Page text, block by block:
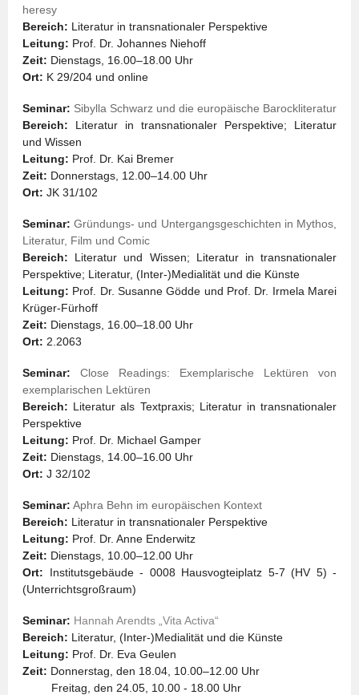
heresy
Bereich: Literatur in transnationaler Perspektive
Leitung: Prof. Dr. Johannes Niehoff
Zeit: Dienstags, 16.00–18.00 Uhr
Ort: K 29/204 und online
Seminar: Sibylla Schwarz und die europäische Barockliteratur
Bereich: Literatur in transnationaler Perspektive; Literatur
und Wissen
Leitung: Prof. Dr. Kai Bremer
Zeit: Donnerstags, 12.00–14.00 Uhr
Ort: JK 31/102
Seminar: Gründungs- und Untergangsgeschichten in Mythos,
Literatur, Film und Comic
Bereich: Literatur und Wissen; Literatur in transnationaler
Perspektive; Literatur, (Inter-)Medialität und die Künste
Leitung: Prof. Dr. Susanne Gödde und Prof. Dr. Irmela Marei
Krüger-Fürhoff
Zeit: Dienstags, 16.00–18.00 Uhr
Ort: 2.2063
Seminar:
Close Readings: Exemplarische Lektüren von
exemplarischen Lektüren
Bereich: Literatur als Textpraxis; Literatur in transnationaler
Perspektive
Leitung: Prof. Dr. Michael Gamper
Zeit: Dienstags, 14.00–16.00 Uhr
Ort: J 32/102
Seminar: Aphra Behn im europäischen Kontext
Bereich: Literatur in transnationaler Perspektive
Leitung: Prof. Dr. Anne Enderwitz
Zeit: Dienstags, 10.00–12.00 Uhr
Ort: Institutsgebäude - 0008 Hausvogteiplatz 5-7 (HV 5) -
(Unterrichtsgroßraum)
Seminar: Hannah Arendts Vita Activa“
Bereich: Literatur, (Inter-)Medialität und die Künste
Leitung: Prof. Dr. Eva Geulen
Zeit: Donnerstag, den 18.04, 10.00–12.00 Uhr
Freitag, den 24.05, 10.00 - 18.00 Uhr